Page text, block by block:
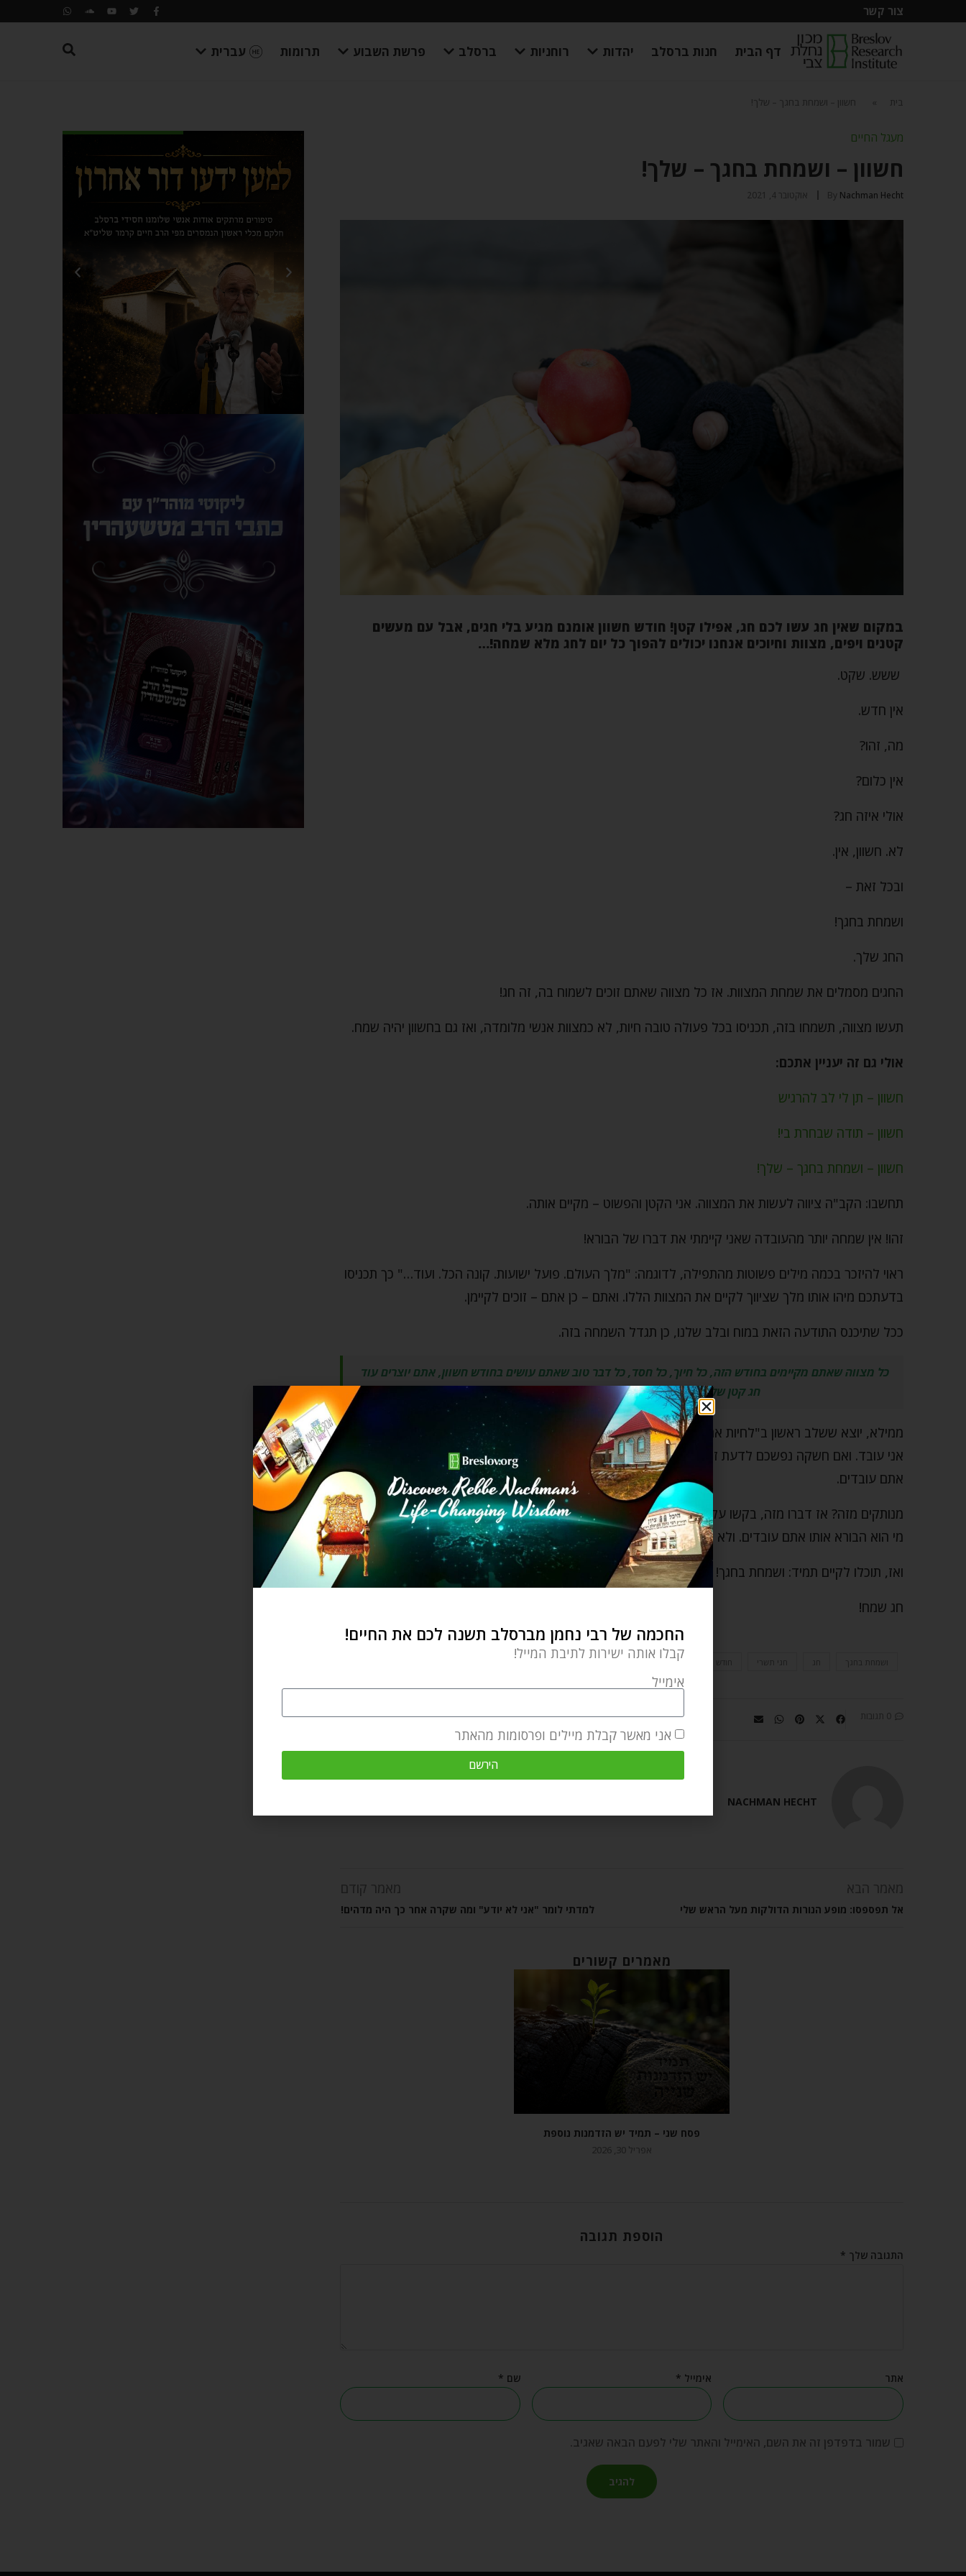
צור קשר
דף הבית חנות ברסלב יהדות רוחניות ברסלב פרשת השבוע תרומות עברית
בית חשוון – ושמחת בחגך – שלך!
מעגל החיים
חשוון – ושמחת בחגך – שלך!
By Nachman Hecht אוקטובר 4, 2021
במקום שאין חג עשו לכם חג, אפילו קטן! חודש חשוון אומנם מגיע בלי חגים, אבל עם מעשים
קטנים ויפים, מצוות וחיוכים אנחנו יכולים להפוך כל יום לחג מלא שמחה!…
ששש. שקט.
אין חדש.
מה, זהו?
אין כלום?
אולי איזה חג?
לא. חשוון, אין.
ובכל זאת –
ושמחת בחגך!
החג שלך.
החגים מסמלים את שמחת המצוות. אז כל מצווה שאתם זוכים לשמוח בה, זה חג!
תעשו מצווה, תשמחו בזה, תכניסו בכל פעולה טובה חיות, לא כמצוות אנשי מלומדה, ואז גם בחשוון יהיה שמח.
אולי גם זה יעניין אתכם:
חשוון – תן לי לב להרגיש
חשוון – תודה שבחרת בי!
חשוון – ושמחת בחגך – שלך!
תחשבו: הקב"ה ציווה לעשות את המצווה. אני הקטן והפשוט – מקיים אותה.
זהו! אין שמחה יותר מהעובדה שאני קיימתי את דברו של הבורא!
ראוי להיזכר בכמה מילים פשוטות מהתפילה, לדוגמה: "מלך העולם. פועל ישועות. קונה הכל. ועוד…" כך תכניסו
בדעתכם מיהו אותו מלך שציווך לקיים את המצוות הללו. ואתם – כן אתם – זוכים לקיימן.
ככל שתיכנס התודעה הזאת במוח ובלב שלנו, כן תגדל השמחה בזה.
כל מצווה שאתם מקיימים בחודש הזה, כל חיוך, כל חסד, כל דבר טוב שאתם עושים בחודש חשוון, אתם יוצרים עוד
חג קטן שלכם. זו המעלה הנפלאה של חודש זה! חג שמח…
ממילא, יוצא ששלב ראשון ב"לחיות את המצוות" הוא לוודא שאני אכן יודע (לפחות באמונה במה שכתוב) את מי
אני עובד. ואם חשקה נפשכם לדעת זאת, גשו אל ארון הספרים, הוציאו סידור, עברו קטע קטע ותראו את מי
אתם עובדים.
מנותקים מזה? אז דברו מזה, בקשו על זה. קראו את זה שוב ושוב, עד שתיכנס אל הלב שלכם הדעת הפשוטה
מי הוא הבורא אותו אתם עובדים. ולא רק, התפללו שתתחילו לחיות את זה, ותזכו לשמוח במצוות שלכם.
ואז, תוכלו לקיים תמיד: ושמחת בחגך! בחג הקטן שלכם, שהוא כל מצווה שאתם זוכים לשמוח ולחיות אותה!
חג שמח!
ושמחת בחגך חגי תשרי
0 תגובות
NACHMAN HECHT
מאמר הבא
אל תפספסו: מופע הנורות הדולקות מעל הראש שלי
מאמר קודם
למדתי לומר "אני לא יודע" ומה שקרה אחר כך היה מדהים!
מאמרים קשורים
פסח שני – תמיד יש הזדמנות נוספת
אפריל 30, 2026
הוספת תגובה
התגובה שלך *
שם * אימייל * אתר
שמור בדפדפן זה את השם, האימייל והאתר שלי לפעם הבאה שאגיב.
החכמה של רבי נחמן מברסלב תשנה לכם את החיים!
קבלו אותה ישירות לתיבת המייל!
אימייל
אני מאשר קבלת מיילים ופרסומות מהאתר
הירשם